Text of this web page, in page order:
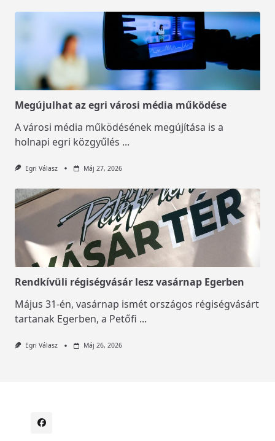
Megújulhat az egri városi média működése
A városi média működésének megújítása is a
holnapi egri közgyűlés ...
Egri Válasz Máj 27, 2026
Rendkívüli régiségvásár lesz vasárnap Egerben
Május 31-én, vasárnap ismét országos régiségvásárt
tartanak Egerben, a Petőfi ...
Egri Válasz Máj 26, 2026